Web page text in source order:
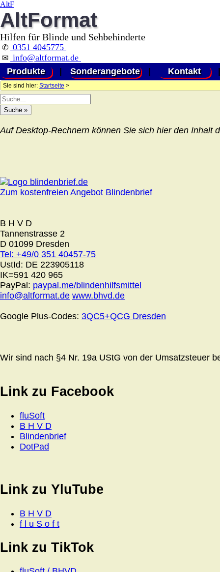
AltF
AltFormat
Hilfen für Blinde und Sehbehinderte
✆ 0351 4045775
✉ info@altformat.de
Produkte
Sonderangebote Kontakt
Sie sind hier: Startseite >
Auf Desktop-Rechnern können Sie sich hier den Inhalt
Zum kostenfreien Angebot Blindenbrief
B H V D
Tannenstrasse 2
D 01099 Dresden
Tel: +49/0 351 40457-75
UstId: DE 223905118
IK=591 420 965
PayPal: paypal.me/blindenhilfsmittel
info@altformat.de www.bhvd.de
Google Plus-Codes: 3QC5+QCG Dresden
Wir sind nach §4 Nr. 19a UStG von der Umsatzsteuer
Link zu Facebook
fluSoft
B H V D
Blindenbrief
DotPad
Link zu YluTube
B H V D
f l u S o f t
Link zu TikTok